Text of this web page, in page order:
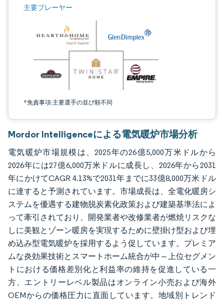
主要プレーヤー
*免責事項:主要選手の並び順不同
画像 © Mordor Intelligence。再利用にはCC BY 4.0の表示が必要です。
Mordor Intelligenceによる電気暖炉市場分析
電気暖炉市場規模は、2025年の26億5,000万米ドルから
2026年には27億6,000万米ドルに成長し、2026年から2031
年にかけてCAGR 4.13%で2031年までに33億8,000万米ドル
に達すると予測されています。市場成長は、全電化暖房シ
ステムを優遇する建物脱炭素化政策および建築基準法によ
って牽引されており、開発業者や改修業者が燃焼リスクな
しに美観とゾーン暖房を実現するために壁掛け型および埋
め込み型電気暖炉を採用するよう促しています。プレミア
ムな炎効果技術とスマートホーム統合が中～上位セグメン
トにおける価格差別化と利益率の維持を促進している一
方、エントリーレベル製品はオンライン小売および海外
OEMからの価格圧力に直面しています。地域別トレンド